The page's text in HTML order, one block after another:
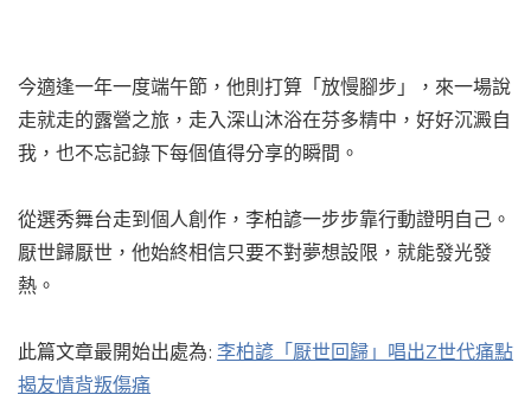
今適逢一年一度端午節，他則打算「放慢腳步」，來一場說
走就走的露營之旅，走入深山沐浴在芬多精中，好好沉澱自
我，也不忘記錄下每個值得分享的瞬間。
從選秀舞台走到個人創作，李柏諺一步步靠行動證明自己。
厭世歸厭世，他始終相信只要不對夢想設限，就能發光發
熱。
此篇文章最開始出處為: 李柏諺「厭世回歸」唱出Z世代痛點
揭友情背叛傷痛